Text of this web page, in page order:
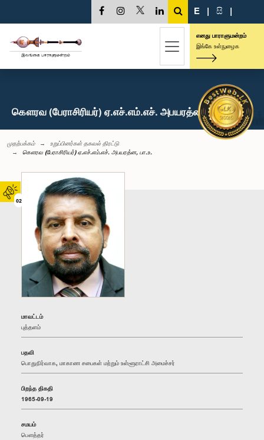
02
E | සි |
எனது பாராளுமன்றம்
இங்கே உள்நுழைக
கௌரவ (பேராசிரியர்) ஏ.எச்.எம்.எச். அபயரத்ன, பா.உ.
முதற்பக்கம்
உறுப்பினர்கள் தகவல் திரட்டு
கௌரவ (பேராசிரியர்) ஏ.எச்.எம்.எச். அபயரத்ன, பா.உ.
மாவட்டம்
புத்தளம்
பதவி
பொதுநிர்வாக, மாகாண சபைகள் மற்றும் உள்ளூராட்சி அமைச்சர்
பிறந்த திகதி
1965-09-19
சமயம்
பௌத்தர்